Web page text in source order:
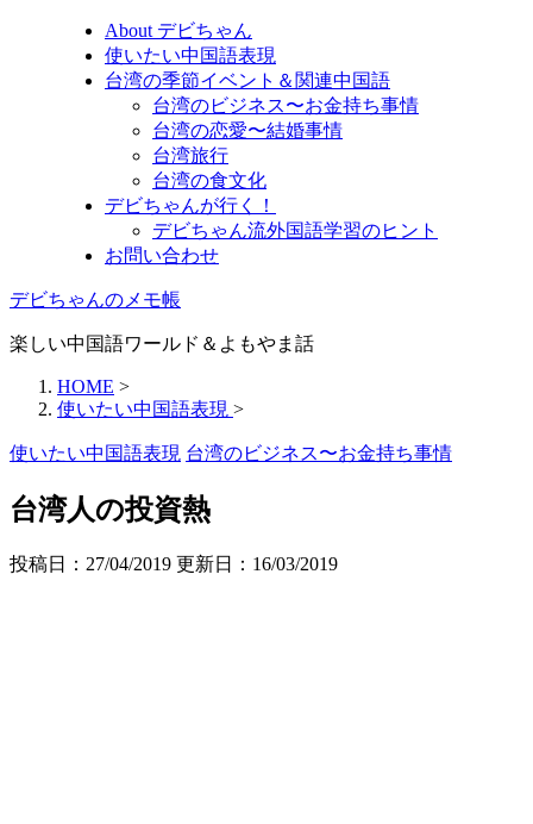
About デビちゃん
使いたい中国語表現
台湾の季節イベント＆関連中国語
台湾のビジネス〜お金持ち事情
台湾の恋愛〜結婚事情
台湾旅行
台湾の食文化
デビちゃんが行く！
デビちゃん流外国語学習のヒント
お問い合わせ
デビちゃんのメモ帳
楽しい中国語ワールド＆よもやま話
HOME >
使いたい中国語表現 >
使いたい中国語表現 台湾のビジネス〜お金持ち事情
台湾人の投資熱
投稿日：27/04/2019 更新日： 16/03/2019